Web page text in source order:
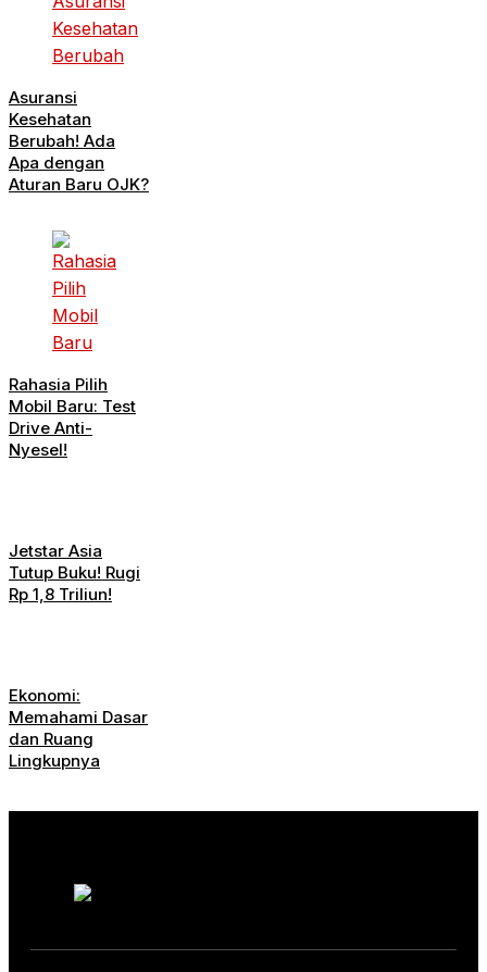
Asuransi
Kesehatan
Berubah! Ada
Apa dengan
Aturan Baru OJK?
Rahasia Pilih
Mobil Baru: Test
Drive Anti-
Nyesel!
Jetstar Asia
Tutup Buku! Rugi
Rp 1,8 Triliun!
Ekonomi:
Memahami Dasar
dan Ruang
Lingkupnya